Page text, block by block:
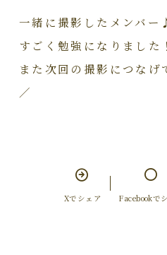
一緒に撮影したメンバー
すごく勉強になりました！
また次回の撮影につな
／
Xでシェア Facebookで